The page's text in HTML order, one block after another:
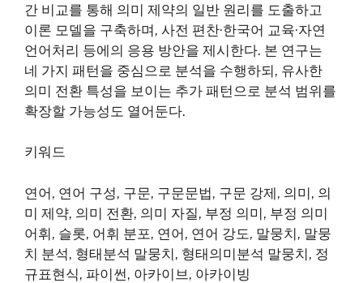
간 비교를 통해 의미 제약의 일반 원리를 도출하고
이론 모델을 구축하며, 사전 편찬·한국어 교육·자연
언어처리 등에의 응용 방안을 제시한다. 본 연구는
네 가지 패턴을 중심으로 분석을 수행하되, 유사한
의미 전환 특성을 보이는 추가 패턴으로 분석 범위를
확장할 가능성도 열어둔다.
키워드
연어, 연어 구성, 구문, 구문문법, 구문 강제, 의미, 의
미 제약, 의미 전환, 의미 자질, 부정 의미, 부정 의미
어휘, 슬롯, 어휘 분포, 연어, 연어 강도, 말뭉치, 말뭉
치 분석, 형태분석 말뭉치, 형태의미분석 말뭉치, 정
규표현식, 파이썬, 아카이브, 아카이빙